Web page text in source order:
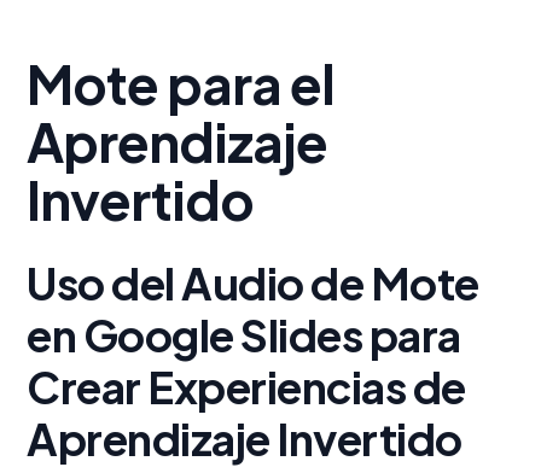
Mote para el
Aprendizaje
Invertido
Uso del Audio de Mote
en Google Slides para
Crear Experiencias de
Aprendizaje Invertido